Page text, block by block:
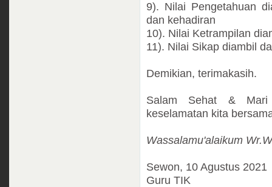
9). Nilai Pengetahuan
dan kehadiran
10). Nilai Ketrampilan
11). Nilai Sikap diambil
Demikian, terimakasih.
Salam Sehat & Mari
keselamatan kita
Wassalamu'alaikum
Sewon, 10 Agustus 2021
Guru TIK